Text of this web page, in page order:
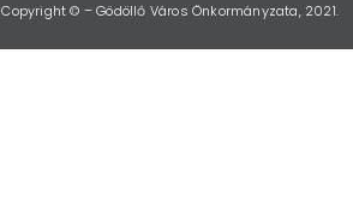
© – Gödöllő Város Önkormányzata, 2021.